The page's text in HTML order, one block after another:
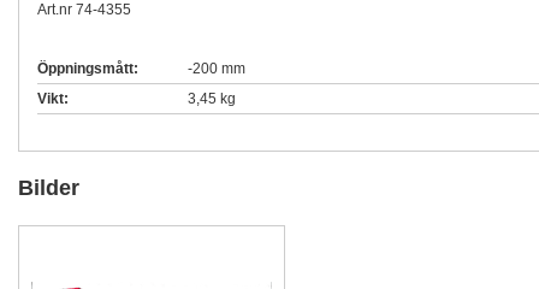
Art.nr 74-4355
Öppningsmått:
-200 mm
Vikt:
3,45 kg
Bilder